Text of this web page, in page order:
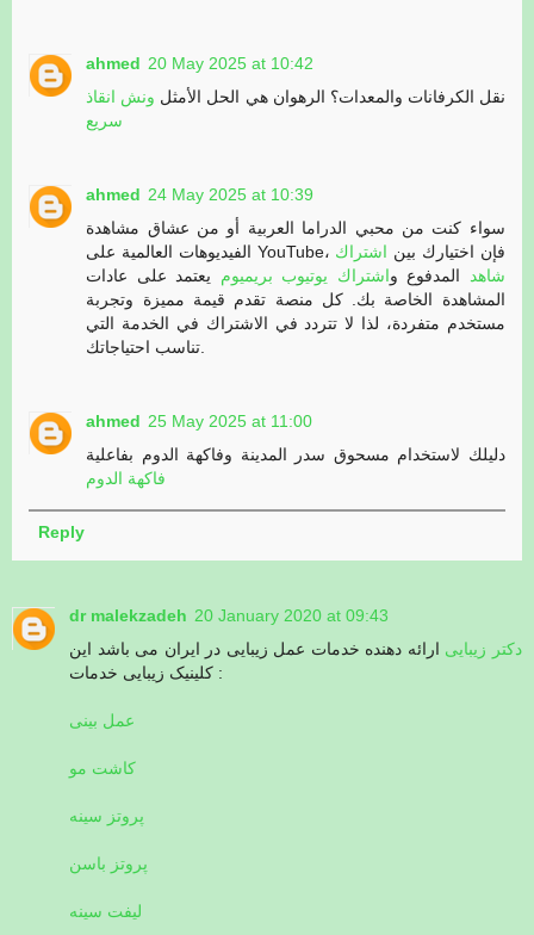
ahmed 20 May 2025 at 10:42
نقل الكرفانات والمعدات؟ الرهوان هي الحل الأمثل ونش انقاذ
سريع
ahmed 24 May 2025 at 10:39
سواء كنت من محبي الدراما العربية أو من عشاق مشاهدة
الفيديوهات العالمية على YouTube، فإن اختيارك بين اشتراك
شاهد
المدفوع واشتراك يوتيوب بريميوم يعتمد على عادات
المشاهدة الخاصة بك. كل منصة تقدم قيمة مميزة وتجربة
مستخدم متفردة، لذا لا تتردد في الاشتراك في الخدمة التي
ahmed 25 May 2025 at 11:00
دليلك لاستخدام مسحوق سدر المدينة وفاكهة الدوم بفاعلية
فاكهة الدوم
Reply
dr malekzadeh 20 January 2020 at 09:43
دکتر زیبایی ارائه دهنده خدمات عمل زیبایی در ایران می باشد این
کلینیک زیبایی خدمات :
عمل بینی
کاشت مو
پروتز سینه
پروتز باسن
لیفت سینه